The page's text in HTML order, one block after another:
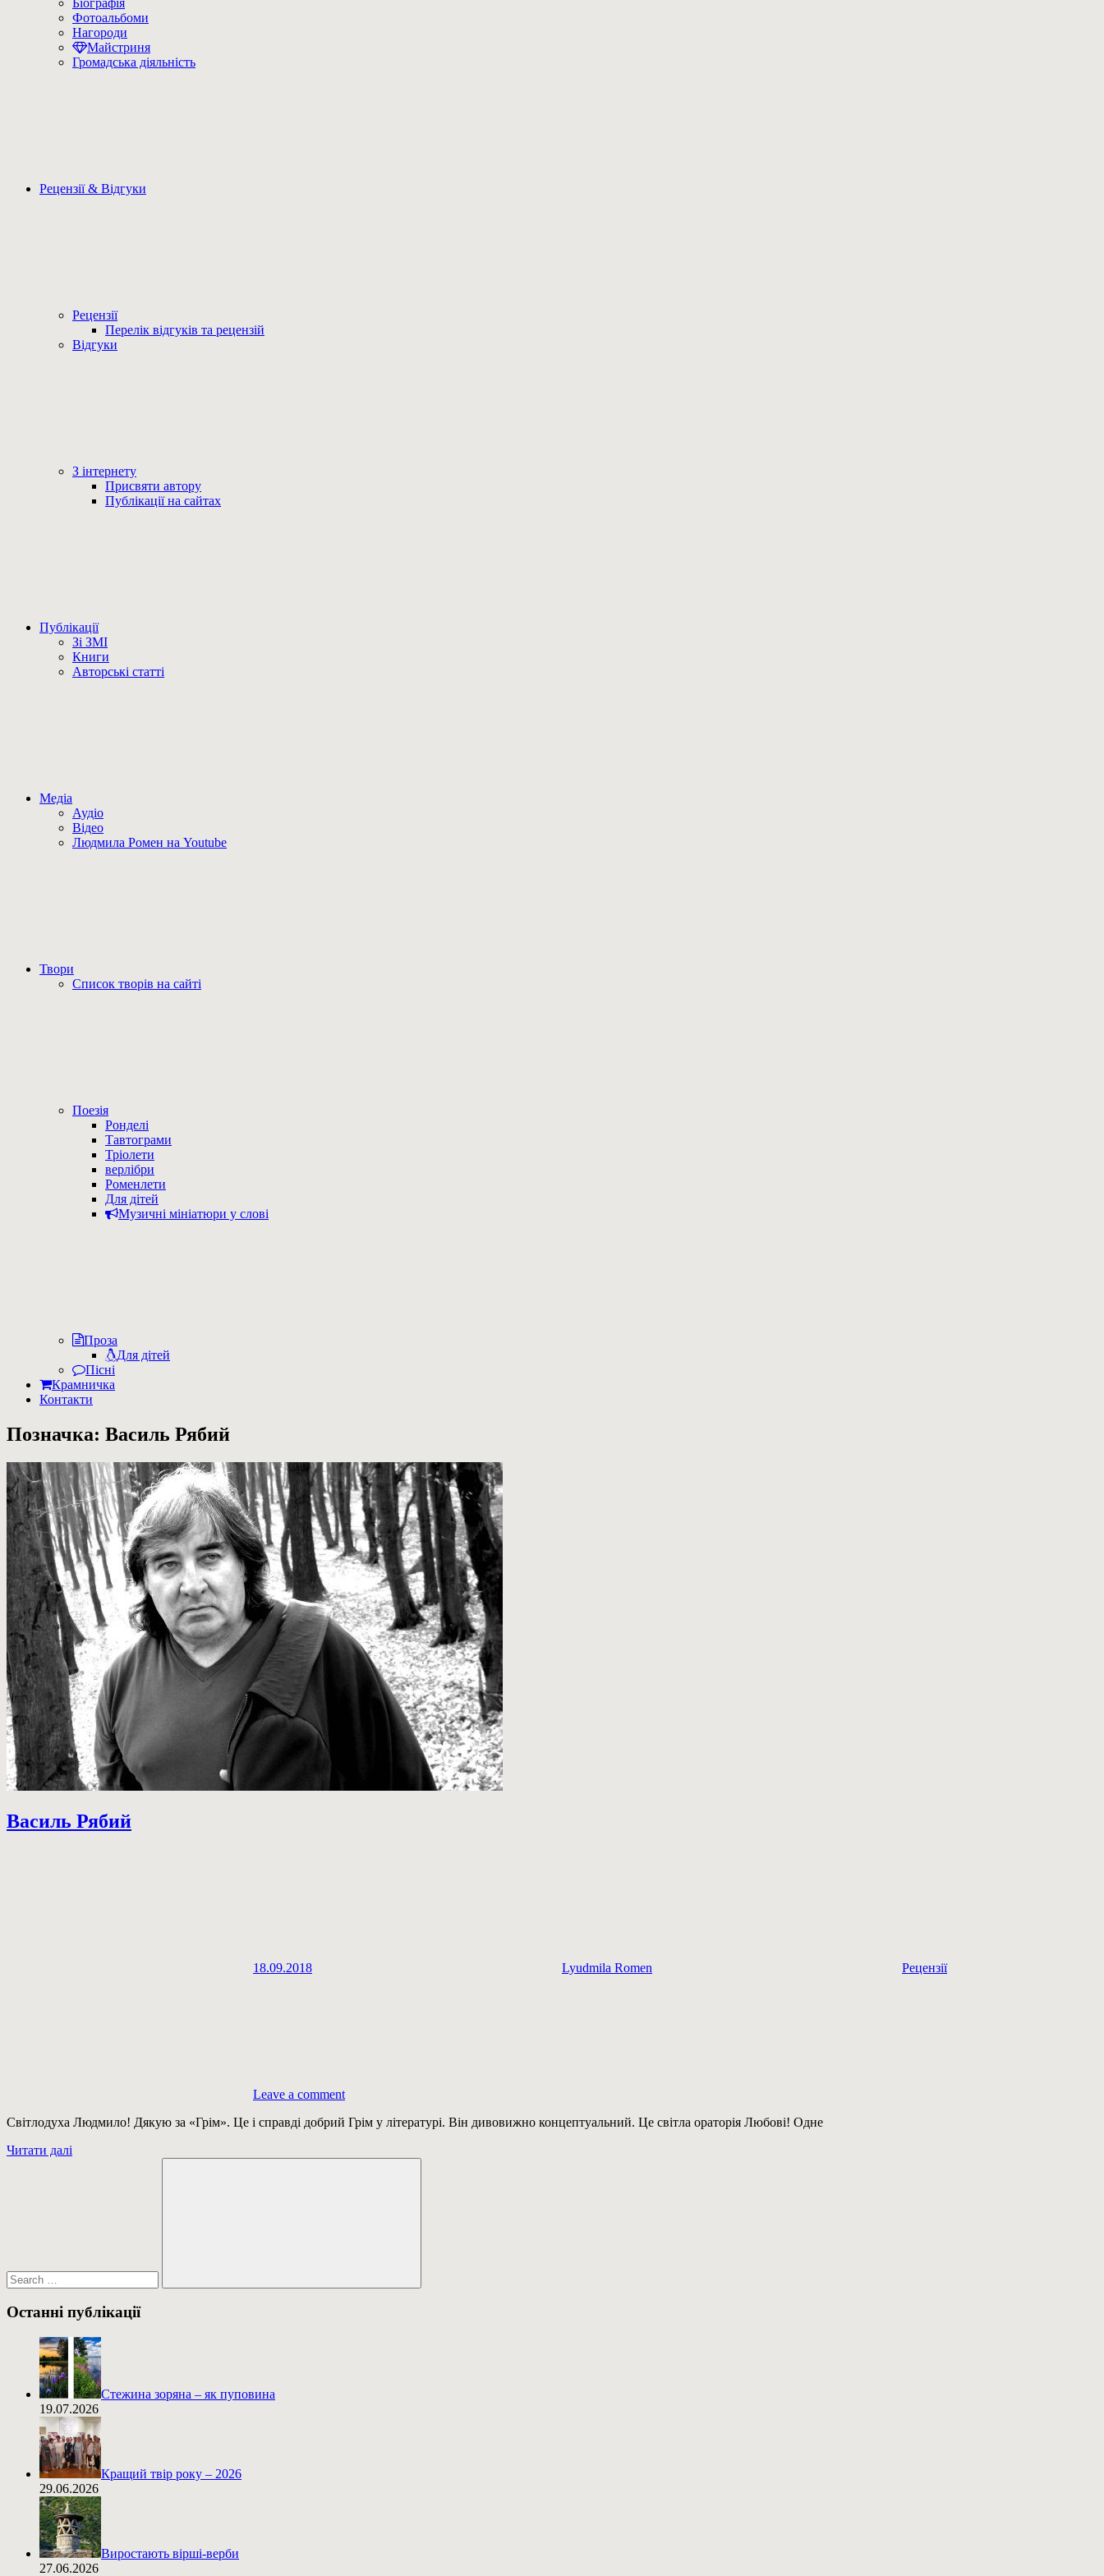
Біографія
Фотоальбоми
Нагороди
Майстриня
Громадська діяльність
Рецензії & Відгуки
Рецензії
Перелік відгуків та рецензій
Відгуки
З інтернету
Присвяти автору
Публікації на сайтах
Публікації
Зі ЗМІ
Книги
Авторські статті
Медіа
Аудіо
Відео
Людмила Ромен на Youtube
Твори
Список творів на сайті
Поезія
Ронделі
Тавтограми
Тріолети
верлібри
Роменлети
Для дітей
Музичні мініатюри у слові
Проза
Для дітей
Пісні
Крамничка
Контакти
Позначка: Василь Рябий
Василь Рябий
18.09.2018 Lyudmila Romen Рецензії
Leave a comment
Світлодуха Людмило! Дякую за «Грім». Це і справді добрий Грім у літературі. Він дивовижно концептуальний. Це світла ораторія Любові! Одне
Читати далі
Пошук
Останні публікації
Стежина зоряна – як пуповина
19.07.2026
Кращий твір року – 2026
29.06.2026
Виростають вірші-верби
27.06.2026